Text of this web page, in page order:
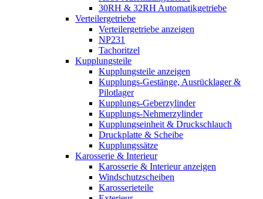
30RH & 32RH Automatikgetriebe
Verteilergetriebe
Verteilergetriebe anzeigen
NP231
Tachoritzel
Kupplungsteile
Kupplungsteile anzeigen
Kupplungs-Gestänge, Ausrücklager &
Pilotlager
Kupplungs-Geberzylinder
Kupplungs-Nehmerzylinder
Kupplungseinheit & Druckschlauch
Druckplatte & Scheibe
Kupplungssätze
Karosserie & Interieur
Karosserie & Interieur anzeigen
Windschutzscheiben
Karosserieteile